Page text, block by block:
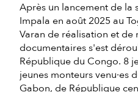
Après un lancement de la
Impala en août 2025 au
Varan de réalisation et de
documentaires s'est
République du Congo. 8
jeunes monteurs venu·es
Gabon, de République